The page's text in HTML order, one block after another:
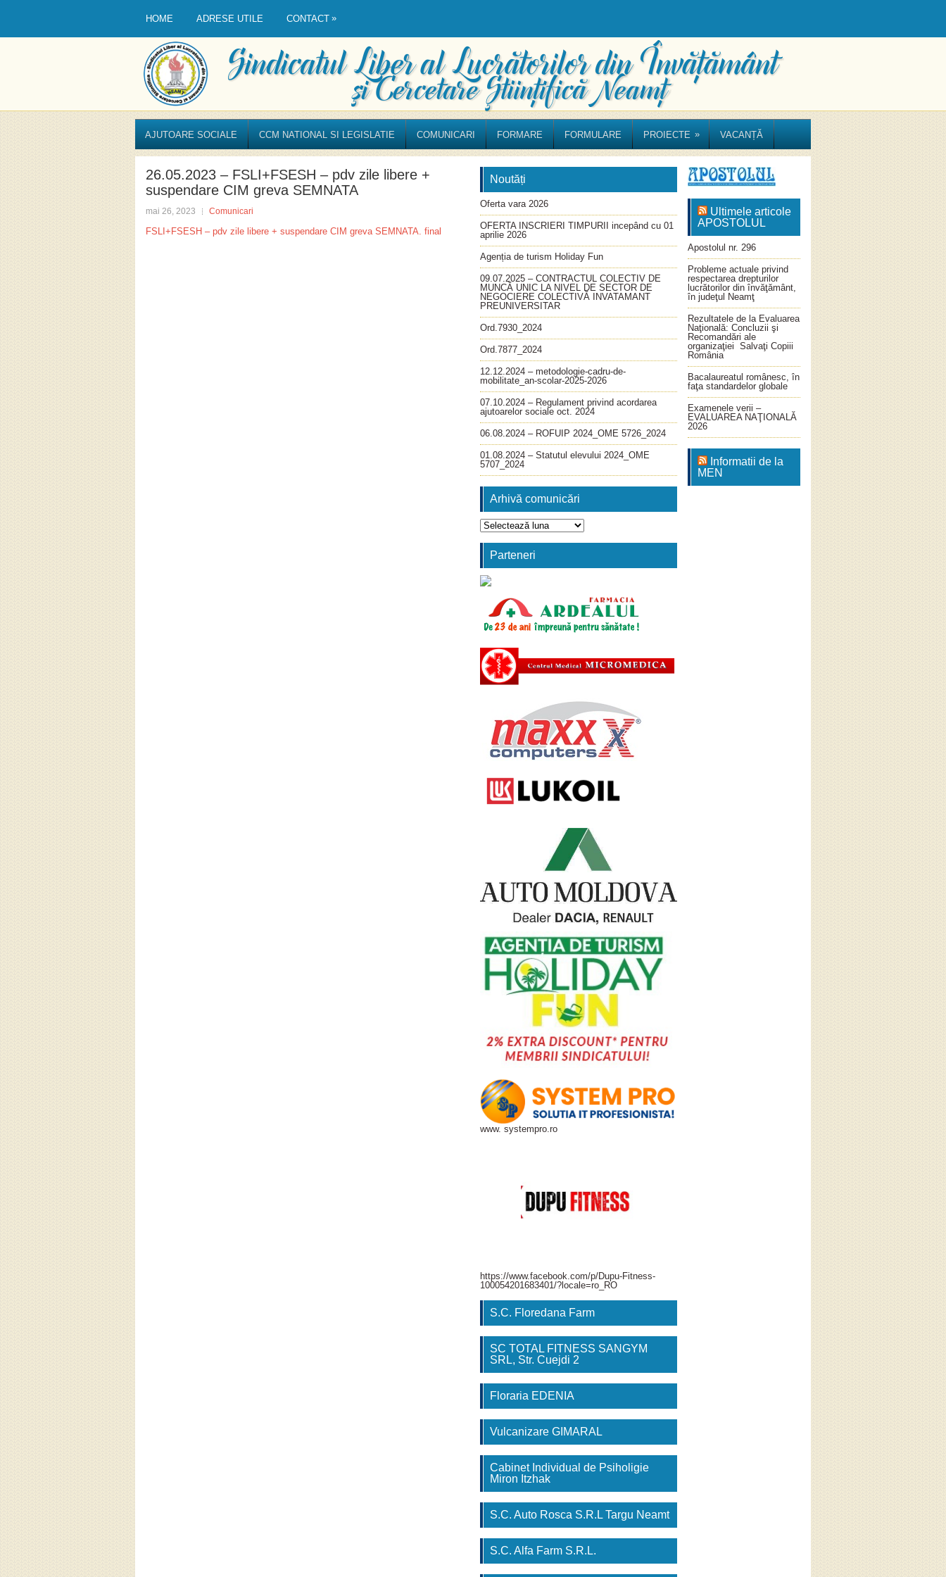
HOME ADRESE UTILE CONTACT »
AJUTOARE SOCIALE CCM NATIONAL SI LEGISLATIE COMUNICARI FORMARE FORMULARE PROIECTE » VACANȚĂ
26.05.2023 – FSLI+FSESH – pdv zile libere +
suspendare CIM greva SEMNATA
mai 26, 2023 Comunicari
FSLI+FSESH – pdv zile libere + suspendare CIM greva SEMNATA. final
Noutăți
Oferta vara 2026
OFERTA INSCRIERI TIMPURII incepând cu 01
aprilie 2026
Agenția de turism Holiday Fun
09.07.2025 – CONTRACTUL COLECTIV DE
MUNCĂ UNIC LA NIVEL DE SECTOR DE
NEGOCIERE COLECTIVĂ INVATAMANT
PREUNIVERSITAR
Ord.7930_2024
Ord.7877_2024
12.12.2024 – metodologie-cadru-de-
mobilitate_an-scolar-2025-2026
07.10.2024 – Regulament privind acordarea
ajutoarelor sociale oct. 2024
06.08.2024 – ROFUIP 2024_OME 5726_2024
01.08.2024 – Statutul elevului 2024_OME
5707_2024
Arhivă comunicări
Arhivă
comunicări
Parteneri
www. systempro.ro
https://www.facebook.com/p/Dupu-Fitness-
100054201683401/?locale=ro_RO
S.C. Floredana Farm
SC TOTAL FITNESS SANGYM
SRL, Str. Cuejdi 2
Floraria EDENIA
Vulcanizare GIMARAL
Cabinet Individual de Psiholigie
Miron Itzhak
S.C. Auto Rosca S.R.L Targu Neamt
S.C. Alfa Farm S.R.L.
Ultimele articole
APOSTOLUL
Apostolul nr. 296
Probleme actuale privind
respectarea drepturilor
lucrătorilor din învăţământ,
în judeţul Neamţ
Rezultatele de la Evaluarea
Naţională: Concluzii şi
Recomandări ale
organizaţiei Salvaţi Copiii
România
Bacalaureatul românesc, în
faţa standardelor globale
Examenele verii –
EVALUAREA NAŢIONALĂ
2026
Informatii de la
MEN